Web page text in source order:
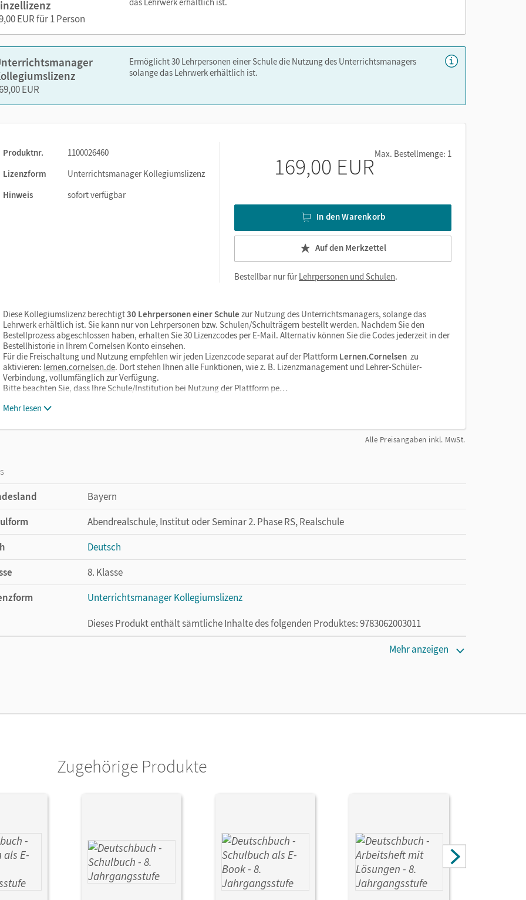
EUR für 1 Person
EUR
Ermöglicht 30 Lehrpersonen einer Schule die Nutzung des Unterrichtsmanagers
solange das Lehrwerk erhältlich ist.
Produktnr.
1100026460
Lizenzform
Unterrichtsmanager Kollegiumslizenz
Hinweis
sofort verfügbar
169,00 EURMax. Bestellmenge: 1
In den Warenkorb
Auf den Merkzettel
Bestellbar nur fürLehrpersonen und Schulen.
Diese Kollegiumslizenz berechtigt30 Lehrpersonen einer Schule zur Nutzung des Unterrichtsmanagers, solange das
Lehrwerk erhältlich ist. Sie kann nur von Lehrpersonen bzw. Schulen/Schulträgern bestellt werden. Nachdem Sie den
Bestellprozess abgeschlossen haben, erhalten Sie 30 Lizenzcodes per E-Mail. Alternativ können Sie die Codes jederzeit in der
Bestellhistorie in Ihrem Cornelsen Konto einsehen.
Für die Freischaltung und Nutzung empfehlen wir jeden Lizenzcode separat auf der Plattform Lernen.Cornelsen zu
aktivieren: lernen.cornelsen.de. Dort stehen Ihnen alle Funktionen, wie z. B. Lizenzmanagement und Lehrer-Schüler-
Verbindung, vollumfänglich zur Verfügung.
Bitte beachten Sie, dass Ihre Schule/Institution bei Nutzung der Plattform pe…
Mehr lesen
Alle Preisangaben inkl. MwSt.
Bayern
Abendrealschule, Institut oder Seminar 2. Phase RS, Realschule
Deutsch
8. Klasse
Unterrichtsmanager Kollegiumslizenz
Dieses Produkt enthält sämtliche Inhalte des folgenden Produktes: 9783062003011
Cornelsen Verlag
Mehr anzeigen
Zugehörige Produkte